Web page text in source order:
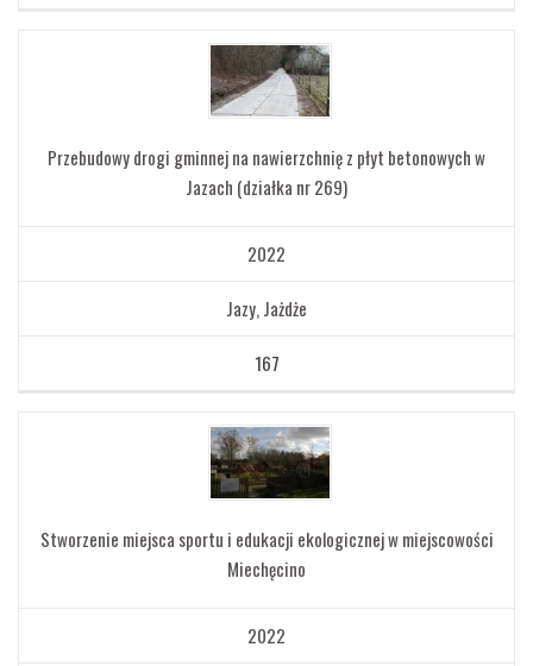
Przebudowy drogi gminnej na nawierzchnię z płyt betonowych w
Jazach (działka nr 269)
2022
Jazy, Jażdże
167
Stworzenie miejsca sportu i edukacji ekologicznej w miejscowości
Miechęcino
2022